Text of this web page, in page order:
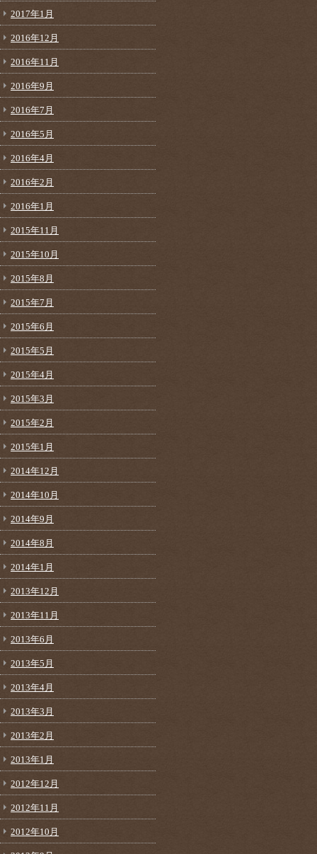
2017年1月
2016年12月
2016年11月
2016年9月
2016年7月
2016年5月
2016年4月
2016年2月
2016年1月
2015年11月
2015年10月
2015年8月
2015年7月
2015年6月
2015年5月
2015年4月
2015年3月
2015年2月
2015年1月
2014年12月
2014年10月
2014年9月
2014年8月
2014年1月
2013年12月
2013年11月
2013年6月
2013年5月
2013年4月
2013年3月
2013年2月
2013年1月
2012年12月
2012年11月
2012年10月